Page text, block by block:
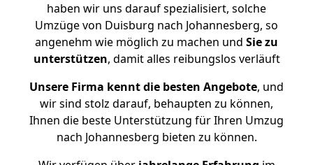
haben wir uns darauf spezialisiert, solche
Umzüge von Duisburg nach Johannesberg, so
angenehm wie möglich zu machen und Sie zu
unterstützen, damit alles reibungslos verläuft
Unsere Firma kennt die besten Angebote, und
wir sind stolz darauf, behaupten zu können,
Ihnen die beste Unterstützung für Ihren Umzug
nach Johannesberg bieten zu können.